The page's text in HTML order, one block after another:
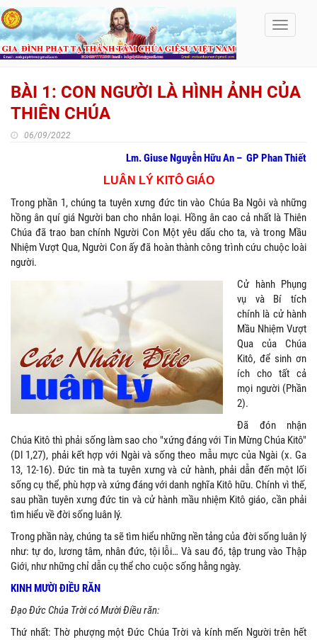
Toggle
BÀI 1: CON NGƯỜI LÀ HÌNH ẢNH CỦA
THIÊN CHÚA
06/09/2022
Lm. Giuse Nguyễn Hữu An – GP Phan Thiết
LUÂN LÝ KITÔ GIÁO
Trong phần 1, chúng ta tuyên xưng đức tin vào Chúa Ba Ngôi và những
hồng ân quí giá Người ban cho nhân loại. Hồng ân cao cả nhất là Thiên
Chúa đã trao ban chính Người Con Một yêu dấu cho ta, và trong Mầu
Nhiệm Vượt Qua, Người Con ấy đã hoàn thành công trình cứu chuộc loài
người.
Cử hành Phụng
vụ và Bí tích
chính là cử hành
Mầu Nhiệm Vượt
Qua của Chúa
Kitô, để sinh ơn
ích cho tất cả
mọi người (Phần
2).
Đã đón nhận
Chúa Kitô thì phải sống làm sao cho "xứng đáng với Tin Mừng Chúa Kitô"
(Dl 1,27), phải kết hợp với Ngài và sống theo mẫu mực của Ngài (x. Ga
13, 12-16). Đức tin mà ta tuyên xưng và cử hành, phải dẫn đến một lối
sống cụ thể, phù hợp và xứng đáng với danh nghĩa Kitô hữu. Chính vì thế,
sau phần tuyên xưng đức tin và cử hành mầu nhiệm Kitô giáo, cần phải
tìm hiểu về đời sống luân lý.
Trong phần này, chúng ta sẽ tìm hiểu những nền tảng của đời sống luân lý
như: tự do, lương tâm, nhân đức, tội lỗi… Và sau đó, tập trung vào Thập
Giới, như những chỉ dẫn cụ thể cho cuộc sống hằng ngày.
KINH MƯỜI ĐIỀU RĂN
Đạo Đức Chúa Trời có Mười Điều răn:
Thứ nhất: Thờ phượng một Đức Chúa Trời và kính mến Người trên hết